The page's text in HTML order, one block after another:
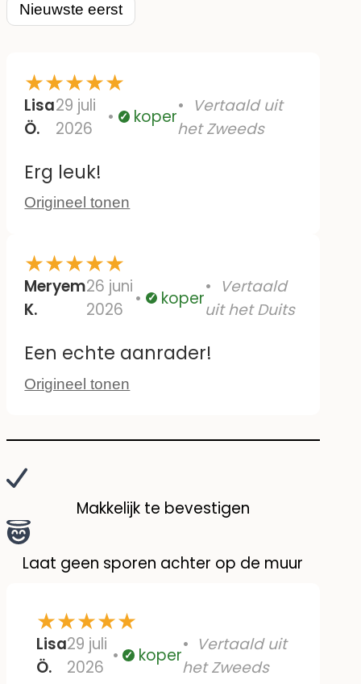
Nieuwste eerst
★★★★★
Lisa
Ö.
29 juli
2026
Geverifieerd
koper
Vertaald uit
het Zweeds
Erg leuk!
Origineel tonen
★★★★★
Meryem
K.
26 juni
2026
Geverifieerd
koper
Vertaald
uit het Duits
Een echte aanrader!
Origineel tonen
Makkelijk te bevestigen
Laat geen sporen achter op de muur
★★★★★
Lisa
Ö.
29 juli
2026
Geverifieerd
koper
Vertaald uit
het Zweeds